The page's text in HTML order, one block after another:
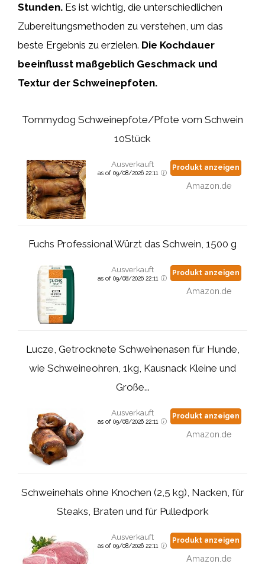
Stunden. Es ist wichtig, die unterschiedlichen
Zubereitungsmethoden zu verstehen, um das
beste Ergebnis zu erzielen. Die Kochdauer
beeinflusst maßgeblich Geschmack und
Textur der Schweinepfoten.
Tommydog Schweinepfote/Pfote vom Schwein
10Stück
Ausverkauft
as of 09/08/2026 22:11
Produkt anzeigen
Amazon.de
Fuchs Professional Würzt das Schwein, 1500 g
Ausverkauft
as of 09/08/2026 22:11
Produkt anzeigen
Amazon.de
Lucze, Getrocknete Schweinenasen für Hunde,
wie Schweineohren, 1kg, Kausnack Kleine und
Große...
Ausverkauft
as of 09/08/2026 22:11
Produkt anzeigen
Amazon.de
Schweinehals ohne Knochen (2,5 kg), Nacken, für
Steaks, Braten und für Pulledpork
Ausverkauft
as of 09/08/2026 22:11
Produkt anzeigen
Amazon.de